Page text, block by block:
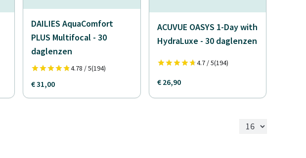
DAILIES AquaComfort
PLUS Multifocal - 30
daglenzen
4.78 / 5(194)
€ 31,00
ACUVUE OASYS 1-Day with
HydraLuxe - 30 daglenzen
4.7 / 5(194)
€ 26,90